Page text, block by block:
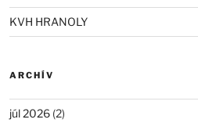
KVH HRANOLY
ARCHÍV
júl 2026(2)